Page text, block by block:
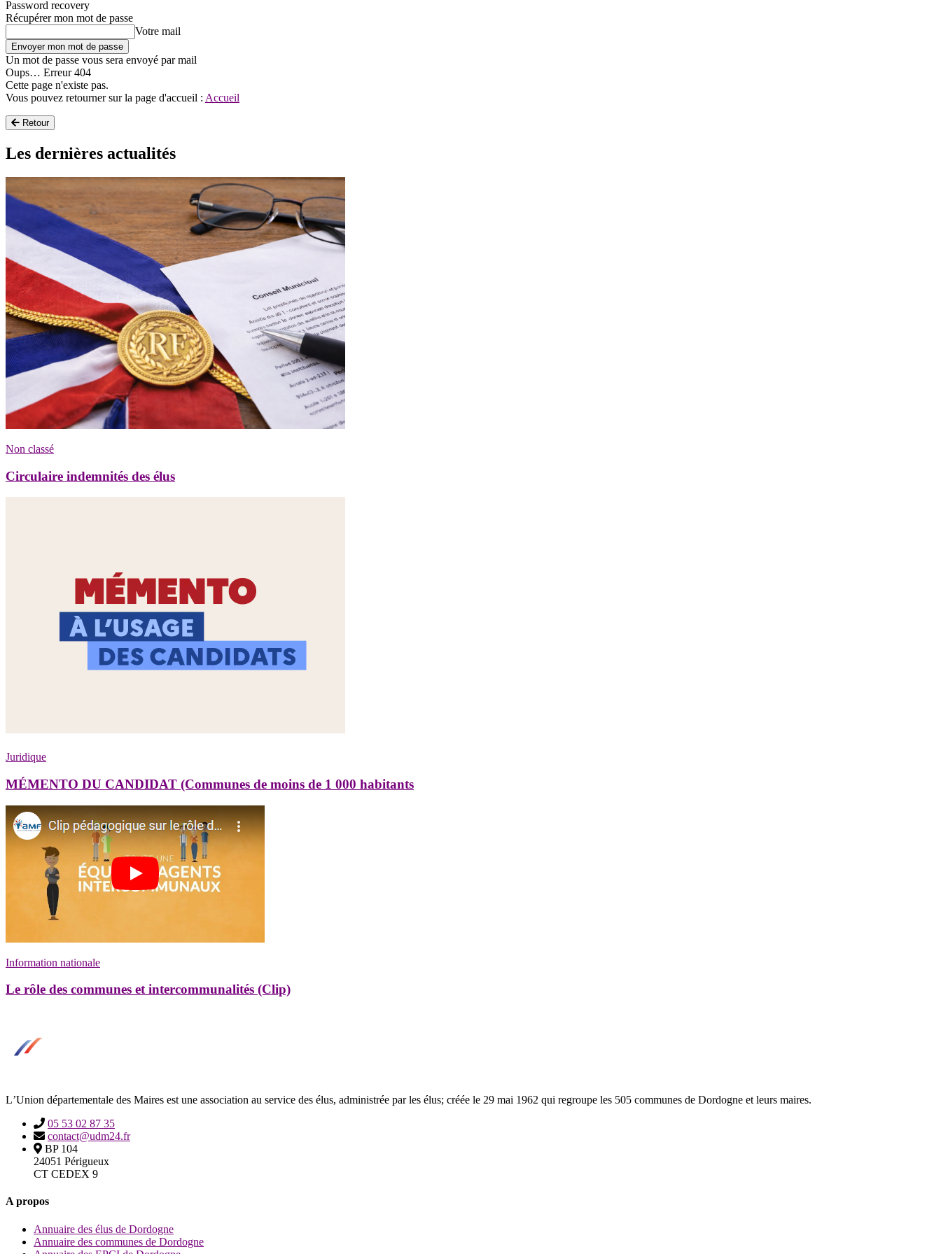
Password recovery
Récupérer mon mot de passe
Votre mail
Un mot de passe vous sera envoyé par mail
Oups… Erreur 404
Cette page n'existe pas.
Vous pouvez retourner sur la page d'accueil : Accueil
Retour
Les dernières actualités
Non classé
Circulaire indemnités des élus
Juridique
MÉMENTO DU CANDIDAT (Communes de moins de 1 000 habitants
Information nationale
Le rôle des communes et intercommunalités (Clip)
LʼUnion départementale des Maires est une association au service des élus, administrée par les élus; créée le 29 mai 1962 qui regroupe les 505 communes de Dordogne et leurs maires.
05 53 02 87 35
contact@udm24.fr
BP 104
24051 Périgueux
CT CEDEX 9
A propos
Annuaire des élus de Dordogne
Annuaire des communes de Dordogne